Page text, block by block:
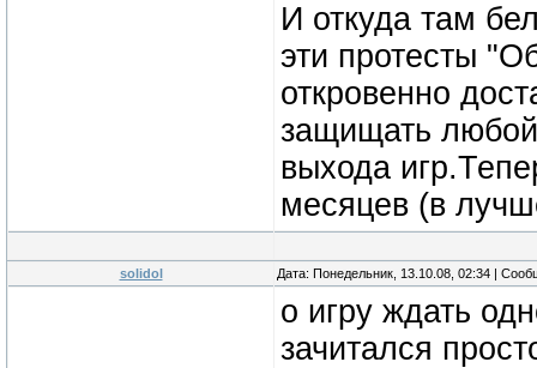
И откуда там
эти протесты
откровенно
защищать
выхода
месяцев (в
solidol Дата: Понедельник, 13.10.08, 02:34 |
о игру ждать
зачитался